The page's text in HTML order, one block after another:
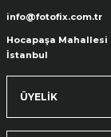
info@fotofix.com.tr
Hocapaşa Mahallesi
İstanbul
ÜYELİK